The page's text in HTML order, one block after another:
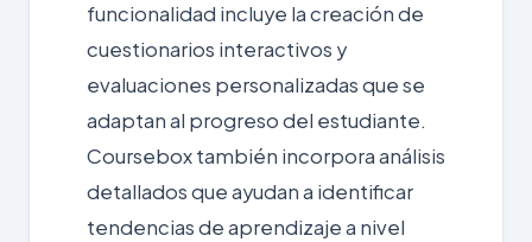
funcionalidad incluye la creación de
cuestionarios interactivos y
evaluaciones personalizadas que se
adaptan al progreso del estudiante.
Coursebox también incorpora análisis
detallados que ayudan a identificar
tendencias de aprendizaje a nivel